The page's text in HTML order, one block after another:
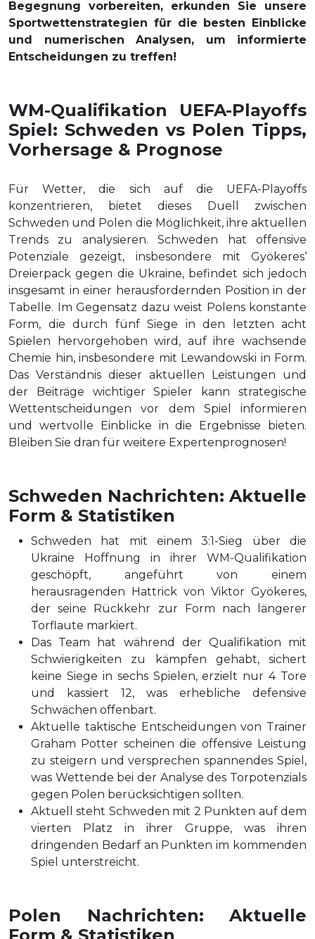
Begegnung vorbereiten, erkunden Sie unsere
Sportwettenstrategien für die besten Einblicke
und numerischen Analysen, um informierte
Entscheidungen zu treffen!
WM-Qualifikation UEFA-Playoffs
Spiel: Schweden vs Polen Tipps,
Vorhersage & Prognose
Für Wetter, die sich auf die UEFA-Playoffs
konzentrieren, bietet dieses Duell zwischen
Schweden und Polen die Möglichkeit, ihre aktuellen
Trends zu analysieren. Schweden hat offensive
Potenziale gezeigt, insbesondere mit Gyökeres‘
Dreierpack gegen die Ukraine, befindet sich jedoch
insgesamt in einer herausfordernden Position in der
Tabelle. Im Gegensatz dazu weist Polens konstante
Form, die durch fünf Siege in den letzten acht
Spielen hervorgehoben wird, auf ihre wachsende
Chemie hin, insbesondere mit Lewandowski in Form.
Das Verständnis dieser aktuellen Leistungen und
der Beiträge wichtiger Spieler kann strategische
Wettentscheidungen vor dem Spiel informieren
und wertvolle Einblicke in die Ergebnisse bieten.
Bleiben Sie dran für weitere Expertenprognosen!
Schweden Nachrichten: Aktuelle
Form & Statistiken
Schweden hat mit einem 3:1-Sieg über die
Ukraine Hoffnung in ihrer WM-Qualifikation
geschöpft, angeführt von einem
herausragenden Hattrick von Viktor Gyökeres,
der seine Rückkehr zur Form nach längerer
Torflaute markiert.
Das Team hat während der Qualifikation mit
Schwierigkeiten zu kämpfen gehabt, sichert
keine Siege in sechs Spielen, erzielt nur 4 Tore
und kassiert 12, was erhebliche defensive
Schwächen offenbart.
Aktuelle taktische Entscheidungen von Trainer
Graham Potter scheinen die offensive Leistung
zu steigern und versprechen spannendes Spiel,
was Wettende bei der Analyse des Torpotenzials
gegen Polen berücksichtigen sollten.
Aktuell steht Schweden mit 2 Punkten auf dem
vierten Platz in ihrer Gruppe, was ihren
dringenden Bedarf an Punkten im kommenden
Spiel unterstreicht.
Polen Nachrichten: Aktuelle